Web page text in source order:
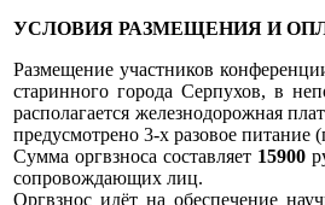
УСЛОВИЯ РАЗМЕЩЕНИЯ И
Размещение участников
старинного города Серпухов, в
располагается железнодорожная
предусмотрено 3-х разовое питание
Сумма оргвзноса составляет 15900
сопровождающих лиц.
Оргвзнос идёт на обеспечение